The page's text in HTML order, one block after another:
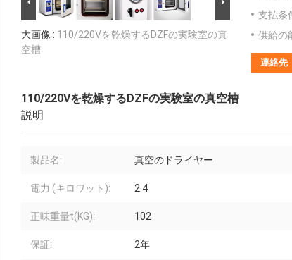
大画像 : 110/220Vを乾燥するDZFの実験室の真
空槽
支払条
供給の
連絡先
110/220Vを乾燥するDZFの実験室の真空槽
説明
製品名: 真空のドライヤー
電力 (キロワット): 2.4
正味重量t(KG): 102
保証: 2年